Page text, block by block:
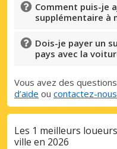
Comment puis-je
supplémentaire à
Dois-je payer un
pays avec la
Vous avez des
d’aide ou contactez-nous
Les 1 meilleurs
ville en 2026